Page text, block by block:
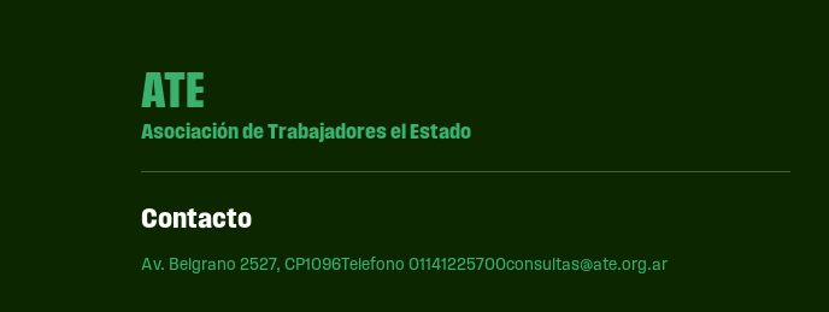
ATE
Asociación de Trabajadores el Estado
Contacto
Av. Belgrano 2527, CP1096Telefono 01141225700consultas@ate.org.ar